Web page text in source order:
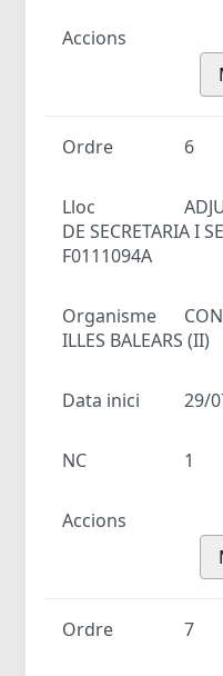
Accions
Ordre 6
Lloc
DE SECRETARIA I
F0111094A
Organisme
ILLES BALEARS (II)
Data inici 29/
NC 1
Accions
Ordre 7